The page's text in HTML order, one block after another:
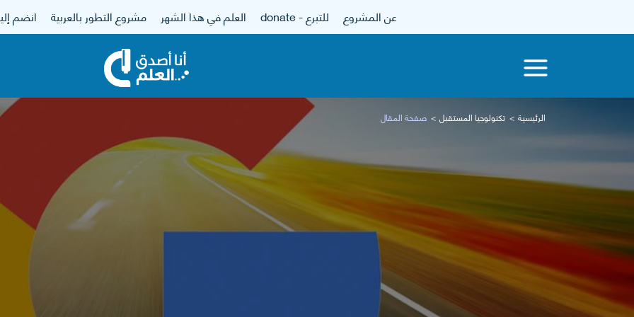
عن المشروع للتبرع - donate العلم في هذا الشهر مشروع التطور بالعربية انضم
الرئيسية تكنولوجيا المستقبل صفحة المقال